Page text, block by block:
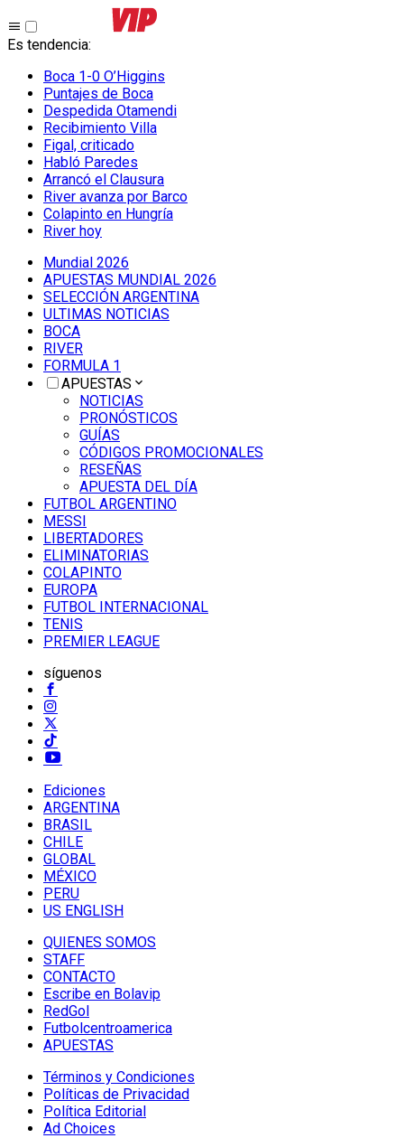
Es tendencia:
Boca 1-0 O’Higgins
Puntajes de Boca
Despedida Otamendi
Recibimiento Villa
Figal, criticado
Habló Paredes
Arrancó el Clausura
River avanza por Barco
Colapinto en Hungría
River hoy
Mundial 2026
APUESTAS MUNDIAL 2026
SELECCIÓN ARGENTINA
ULTIMAS NOTICIAS
BOCA
RIVER
FORMULA 1
APUESTAS
NOTICIAS
PRONÓSTICOS
GUÍAS
CÓDIGOS PROMOCIONALES
RESEÑAS
APUESTA DEL DÍA
FUTBOL ARGENTINO
MESSI
LIBERTADORES
ELIMINATORIAS
COLAPINTO
EUROPA
FUTBOL INTERNACIONAL
TENIS
PREMIER LEAGUE
síguenos
Ediciones
ARGENTINA
BRASIL
CHILE
GLOBAL
MÉXICO
PERU
US ENGLISH
QUIENES SOMOS
STAFF
CONTACTO
Escribe en Bolavip
RedGol
Futbolcentroamerica
APUESTAS
Términos y Condiciones
Políticas de Privacidad
Política Editorial
Ad Choices